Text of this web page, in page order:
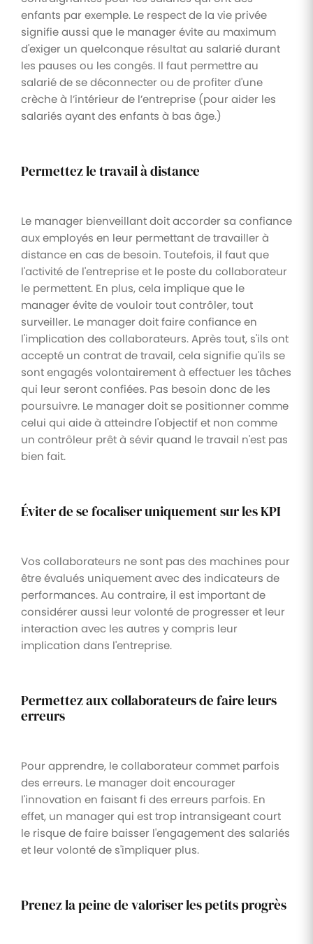
enfants par exemple. Le respect de la vie privée
signifie aussi que le manager évite au maximum
d'exiger un quelconque résultat au salarié durant
les pauses ou les congés. Il faut permettre au
salarié de se déconnecter ou de profiter d'une
crèche à l’intérieur de l’entreprise (pour aider les
salariés ayant des enfants à bas âge.)
Permettez le travail à distance
Le manager bienveillant doit accorder sa confiance
aux employés en leur permettant de travailler à
distance en cas de besoin. Toutefois, il faut que
l'activité de l'entreprise et le poste du collaborateur
le permettent. En plus, cela implique que le
manager évite de vouloir tout contrôler, tout
surveiller. Le manager doit faire confiance en
l'implication des collaborateurs. Après tout, s'ils ont
accepté un contrat de travail, cela signifie qu'ils se
sont engagés volontairement à effectuer les tâches
qui leur seront confiées. Pas besoin donc de les
poursuivre. Le manager doit se positionner comme
celui qui aide à atteindre l'objectif et non comme
un contrôleur prêt à sévir quand le travail n'est pas
bien fait.
Éviter de se focaliser uniquement sur les KPI
Vos collaborateurs ne sont pas des machines pour
être évalués uniquement avec des indicateurs de
performances. Au contraire, il est important de
considérer aussi leur volonté de progresser et leur
interaction avec les autres y compris leur
implication dans l'entreprise.
Permettez aux collaborateurs de faire leurs
erreurs
Pour apprendre, le collaborateur commet parfois
des erreurs. Le manager doit encourager
l'innovation en faisant fi des erreurs parfois. En
effet, un manager qui est trop intransigeant court
le risque de faire baisser l'engagement des salariés
et leur volonté de s'impliquer plus.
Prenez la peine de valoriser les petits progrès